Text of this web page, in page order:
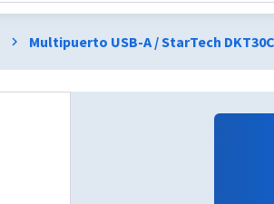
chevron_right Multipuerto USB-A / StarTech